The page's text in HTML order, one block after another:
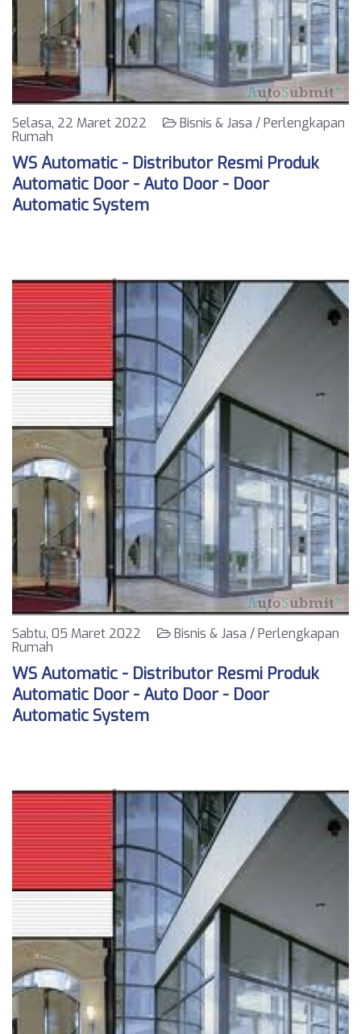
Selasa, 22 Maret 2022
Bisnis & Jasa / Perlengkapan
Rumah
WS Automatic - Distributor Resmi Produk
Automatic Door - Auto Door - Door
Automatic System
Sabtu, 05 Maret 2022
Bisnis & Jasa / Perlengkapan
Rumah
WS Automatic - Distributor Resmi Produk
Automatic Door - Auto Door - Door
Automatic System